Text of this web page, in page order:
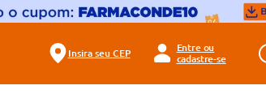
Insira seu CEP
Entre ou
cadastre-se